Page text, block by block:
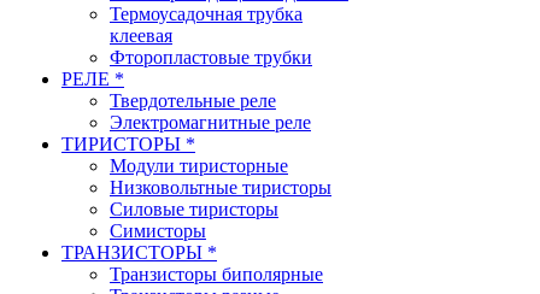
Термоусадочная трубка
клеевая
Фторопластовые трубки
РЕЛЕ *
Твердотельные реле
Электромагнитные реле
ТИРИСТОРЫ *
Модули тиристорные
Низковольтные тиристоры
Силовые тиристоры
Симисторы
ТРАНЗИСТОРЫ *
Транзисторы биполярные